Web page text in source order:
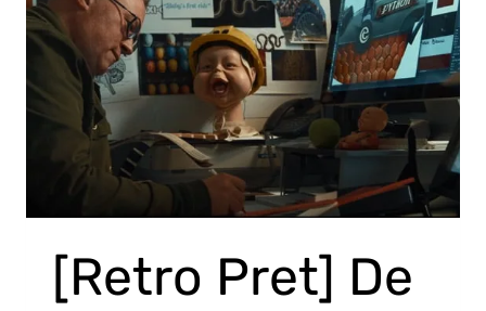
[Retro Pret] De